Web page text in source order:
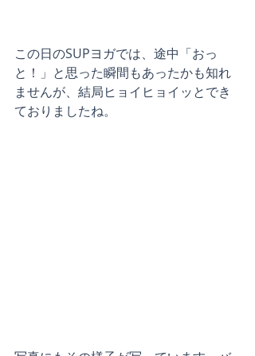
この日のSUPヨガでは、途中「おっ
と！」と思った瞬間もあったかも知れ
ませんが、結局ヒョイヒョイッとでき
ておりましたね。